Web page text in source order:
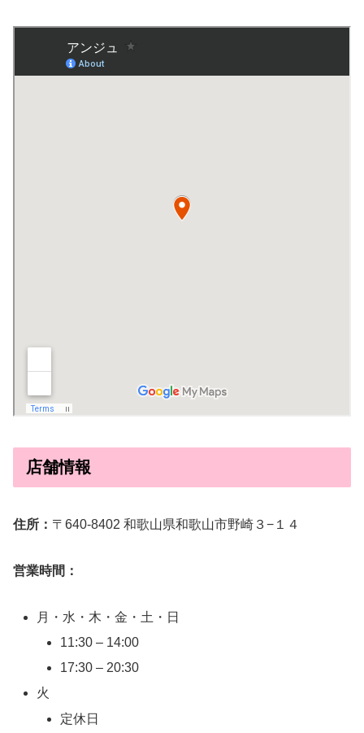
店舗情報
住所： 〒640-8402 和歌山県和歌山市野崎３−１４
営業時間：
月・水・木・金・土・日
11:30 – 14:00
17:30 – 20:30
火
定休日